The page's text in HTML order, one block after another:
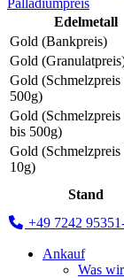
Palladiumpreis
Edelmetall
Gold (Bankpreis)
Gold
Gold (Schmelzpreis
500g)
Gold (Schmelzpreis
bis 500g)
Gold (Schmelzpreis
10g)
Stand
+49 7242
Ankauf
Was